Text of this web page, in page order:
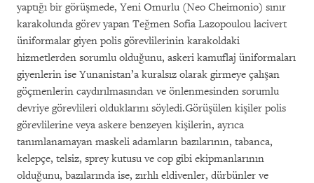
yaptığı bir görüşmede, Yeni Omurlu (Neo Cheimonio) sınır
karakolunda görev yapan Teğmen Sofia Lazopoulou lacivert
üniformalar giyen polis görevlilerinin karakoldaki
hizmetlerden sorumlu olduğunu, askeri kamuflaj üniformaları
giyenlerin ise Yunanistan’a kuralsız olarak girmeye çalışan
göçmenlerin caydırılmasından ve önlenmesinden sorumlu
devriye görevlileri olduklarını söyledi.Görüşülen kişiler polis
görevlilerine veya askere benzeyen kişilerin, ayrıca
tanımlanamayan maskeli adamların bazılarının, tabanca,
kelepçe, telsiz, sprey kutusu ve cop gibi ekipmanlarının
olduğunu, bazılarında ise, zırhlı eldivenler, dürbünler ve